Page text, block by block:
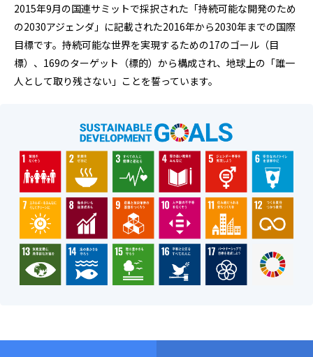
2015年9月の国連サミットで採択された「持続可能な開発のため
の2030アジェンダ」に記載された2016年から2030年までの国際
目標です。持続可能な世界を実現するための17のゴール（目
標）、169のターゲット（標的）から構成され、地球上の「誰一
人として取り残さない」ことを誓っています。